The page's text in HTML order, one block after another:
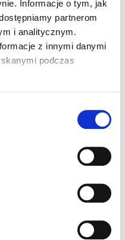
Informacje o tym, jak
partnerom
i analitycznym.
z innymi danymi
podczas
jest
pierwotnym. Nie każdy